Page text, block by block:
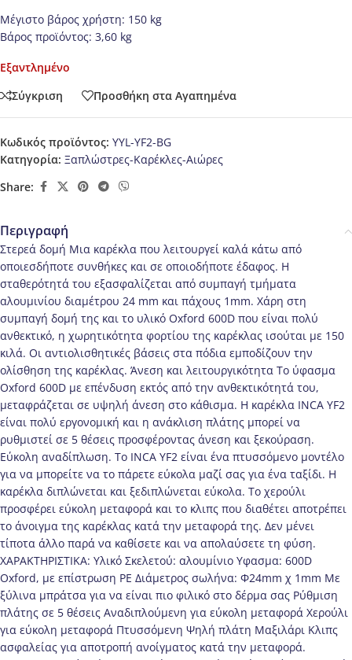
Μέγιστο βάρος χρήστη: 150 kg
Βάρος προϊόντος: 3,60 kg
Εξαντλημένο
Σύγκριση
Προσθήκη στα Αγαπημένα
Κωδικός προϊόντος: YYL-YF2-BG
Κατηγορία: Ξαπλώστρες-Καρέκλες-Αιώρες
Share:
Περιγραφή
Στερεά δομή Μια καρέκλα που λειτουργεί καλά κάτω από
οποιεσδήποτε συνθήκες και σε οποιοδήποτε έδαφος. Η
σταθερότητά του εξασφαλίζεται από συμπαγή τμήματα
αλουμινίου διαμέτρου 24 mm και πάχους 1mm. Χάρη στη
συμπαγή δομή της και το υλικό Oxford 600D που είναι πολύ
ανθεκτικό, η χωρητικότητα φορτίου της καρέκλας ισούται με 150
κιλά. Οι αντιολισθητικές βάσεις στα πόδια εμποδίζουν την
ολίσθηση της καρέκλας. Άνεση και λειτουργικότητα Το ύφασμα
Oxford 600D με επένδυση εκτός από την ανθεκτικότητά του,
μεταφράζεται σε υψηλή άνεση στο κάθισμα. Η καρέκλα ΙNCA YF2
είναι πολύ εργονομική και η ανάκλιση πλάτης μπορεί να
ρυθμιστεί σε 5 θέσεις προσφέροντας άνεση και ξεκούραση.
Εύκολη αναδίπλωση. Το ΙNCA YF2 είναι ένα πτυσσόμενο μοντέλο
για να μπορείτε να το πάρετε εύκολα μαζί σας για ένα ταξίδι. Η
καρέκλα διπλώνεται και ξεδιπλώνεται εύκολα. Το χερούλι
προσφέρει εύκολη μεταφορά και το κλιπς που διαθέτει αποτρέπει
το άνοιγμα της καρέκλας κατά την μεταφορά της. Δεν μένει
τίποτα άλλο παρά να καθίσετε και να απολαύσετε τη φύση.
ΧΑΡΑΚΤΗΡΙΣΤΙΚΑ: Υλικό Σκελετού: αλουμίνιο Υφασμα: 600D
Oxford, με επίστρωση PE Διάμετρος σωλήνα: Φ24mm χ 1mm Με
ξύλινα μπράτσα για να είναι πιο φιλικό στο δέρμα σας Ρύθμιση
πλάτης σε 5 θέσεις Αναδιπλούμενη για εύκολη μεταφορά Χερούλι
για εύκολη μεταφορά Πτυσσόμενη Ψηλή πλάτη Μαξιλάρι Κλιπς
ασφαλείας για αποτροπή ανοίγματος κατά την μεταφορά.